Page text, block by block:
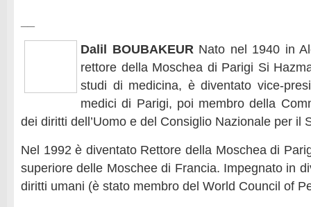
Dalil BOUBAKEUR Nato nel 1940 in
rettore della Moschea di Parigi Si
studi di medicina, è diventato vice-
medici di Parigi, poi membro della
dei diritti dell’Uomo e del Consiglio Nazionale per il
Nel 1992 è diventato Rettore della Moschea di
superiore delle Moschee di Francia. Impegnato in
diritti umani (è stato membro del World Council of